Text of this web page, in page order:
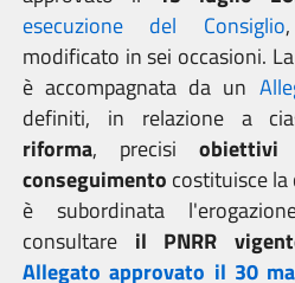
esecuzione del Consiglio
modificato in sei occasioni.
è accompagnata da un
definiti, in relazione a
riforma, precisi obiettivi
conseguimento costituisce
è subordinata
consultare il PNRR
Allegato approvato il 30